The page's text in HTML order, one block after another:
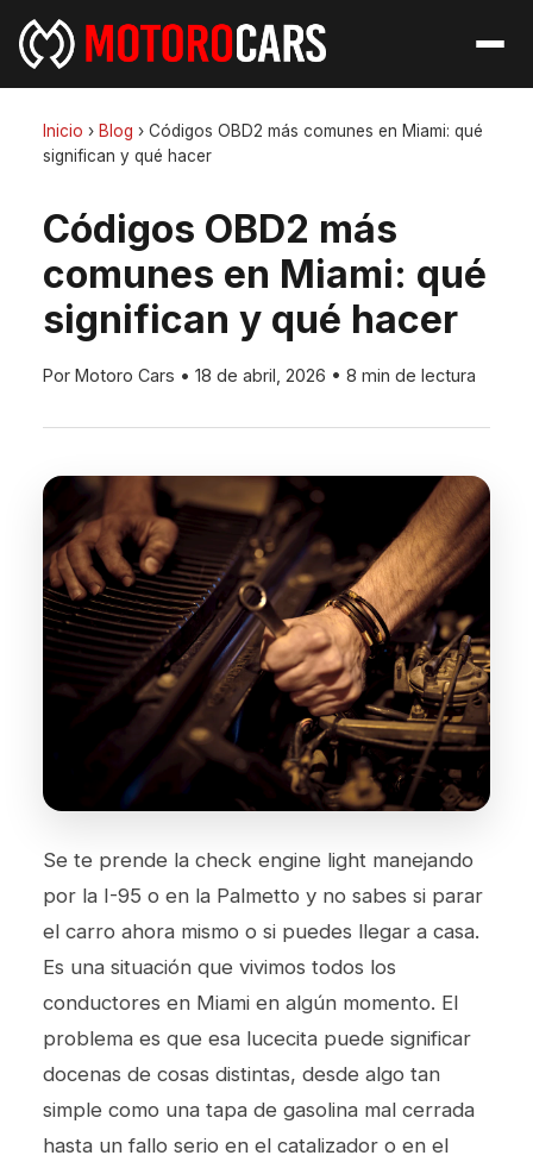
Inicio › Blog › Códigos OBD2 más comunes en Miami: qué
significan y qué hacer
Códigos OBD2 más
comunes en Miami: qué
significan y qué hacer
Por Motoro Cars • 18 de abril, 2026 • 8 min de lectura
Se te prende la check engine light manejando
por la I-95 o en la Palmetto y no sabes si parar
el carro ahora mismo o si puedes llegar a casa.
Es una situación que vivimos todos los
conductores en Miami en algún momento. El
problema es que esa lucecita puede significar
docenas de cosas distintas, desde algo tan
simple como una tapa de gasolina mal cerrada
hasta un fallo serio en el catalizador o en el